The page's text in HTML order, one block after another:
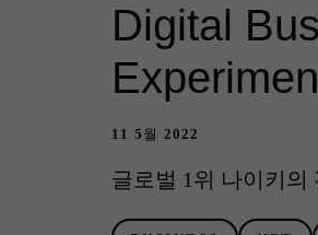
Digital
11 5월 2022
글로벌 1위 나이키의